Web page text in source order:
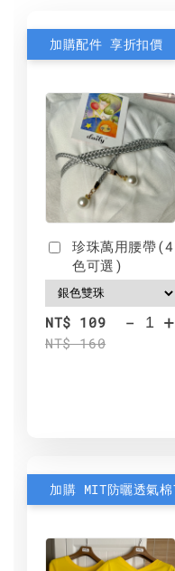
加購配件 享折扣價
珍珠萬用腰帶(4
色可選)
NT$ 109
NT$ 160
- +